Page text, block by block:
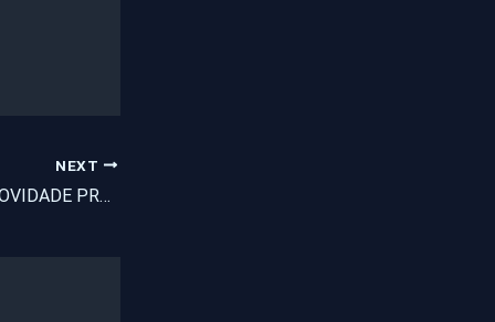
NEXT
TV LEGNAS UMA NOVIDADE PRA VOCÊ